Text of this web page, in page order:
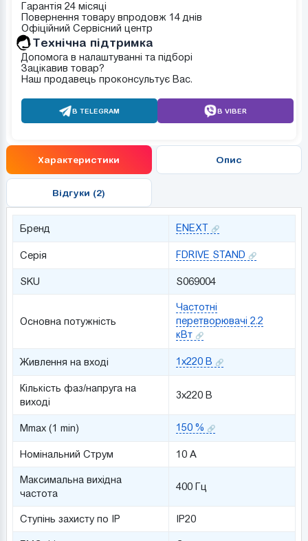
Гарантія 24 місяці
Повернення товару впродовж 14 днів
Офіційний Сервісний центр
Tехнічна підтримка
Допомога в налаштуванні та підборі
Зацікавив товар?
Наш продавець проконсультує Вас.
В TELEGRAM В VIBER
Характеристики Опис
Відгуки (2)
Бренд ENEXT
Серія FDRIVE STAND
SKU S069004
Основна потужність
Частотні
перетворювачі 2.2
кВт
Живлення на вході 1x220 В
Кількість фаз/напруга на
виході
3x220 В
Mmax (1 min) 150 %
Номінальний Струм 10 A
Максимальна вихідна
частота
400 Гц
Ступінь захисту по IP IP20